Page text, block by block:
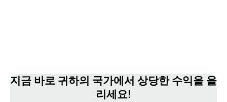
지금 바로 귀하의 국가에서 상당한 수익을 올
리세요!